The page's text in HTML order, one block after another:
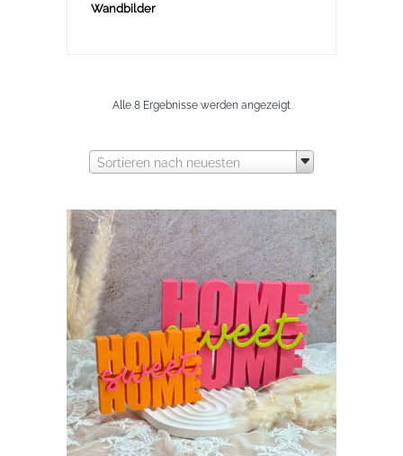
Wandbilder
Alle 8 Ergebnisse werden angezeigtNach
sortiert
Sortieren nach neuesten